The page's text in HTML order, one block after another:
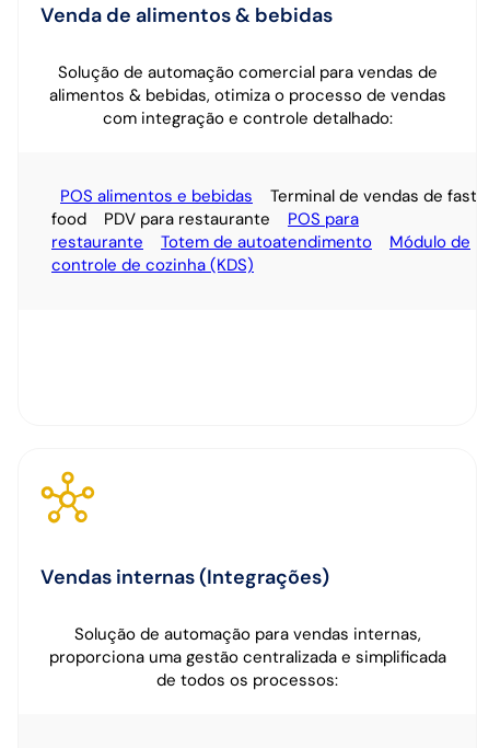
Venda de alimentos & bebidas
Solução de automação comercial para vendas de
alimentos & bebidas, otimiza o processo de vendas
com integração e controle detalhado:
POS alimentos e bebidas
Terminal de vendas de fast
food
PDV para restaurante
POS para
restaurante
Totem de autoatendimento
Módulo de
controle de cozinha (KDS)
Vendas internas (Integrações)
Solução de automação para vendas internas,
proporciona uma gestão centralizada e simplificada
de todos os processos: